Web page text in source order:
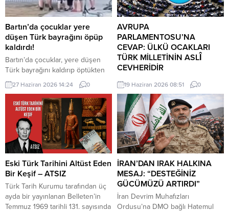
Bartın’da çocuklar yere
düşen Türk bayrağını öpüp
kaldırdı!
Bartın’da çocuklar, yere düşen
Türk bayrağını kaldırıp öptükten
sonra gelen itfaiye ekiplerinin de
yardımıyla göndere çekti. O anlar
cep telefonu kamerası tarafından
kaydedildi. Yerden kaldırıp öptüler
Kemerköprü Mahallesi’nde dün
akşam saatlerinde Cumhuriyet
Parkı içerisindeki direkte bulunan
Türk bayrağı rüzgar nedeniyle
ipinin kopmasıyla yere düştü. Bu
sırada parkta oynayan çocuklar
yere...
27 Haziran 2026 14:24 0
AVRUPA
PARLAMENTOSU’NA
CEVAP: ÜLKÜ OCAKLARI
TÜRK MİLLETİNİN ASLÎ
CEVHERİDİR
MHP milletvekili Prof. Dr. İlyas
Topsakal AB parlamentosuna
cevap verdi: Avrupa
Parlamentosu tarafından 17
Haziran 2026 tarihinde kabul
edilen Türkiye Raporu, teknik bir
ilerleme belgesi olmaktan ziyade,
Türkiye-AB ilişkilerinin gerilimli fay
hatlarını derinleştiren ve
Ankara’nın stratejik özerkliğini
hedef alan bir siyasi pozisyon
belgesi niteliğindedir. Raporun
içeriği, Türkiye’nin iç siyasi
19 Haziran 2026 08:51 0
Eski Türk Tarihini Altüst Eden
Bir Keşif – ATSIZ
Türk Tarih Kurumu tarafından üç
ayda bir yayınlanan Belleten’in
Temmuz 1969 tarihli 131. sayısında
İRAN’DAN IRAK HALKINA
MESAJ: “DESTEĞİNİZ
GÜCÜMÜZÜ ARTIRDI”
İran Devrim Muhafızları
Ordusu’na DMO bağlı Hatemul